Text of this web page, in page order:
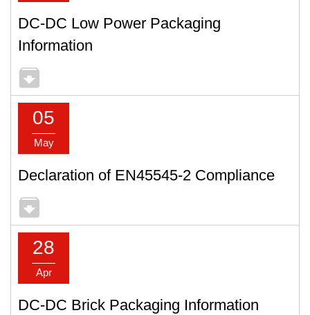
DC-DC Low Power Packaging
Information
05
May
Declaration of EN45545-2 Compliance
28
Apr
DC-DC Brick Packaging Information